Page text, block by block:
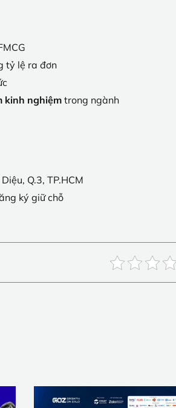
tỷ lệ ra đơn
kinh nghiệm trong ngành
Q.3, TP.HCM
ký giữ chỗ